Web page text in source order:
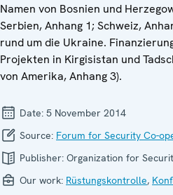
Namen von Bosnien und
Serbien, Anhang 1; Schweiz,
rund um die Ukraine.
Projekten in Kirgisistan und
von Amerika, Anhang 3).
Date: 5 November 2014
Source: Forum for Security Co-
Publisher: Organization for
Our work: Rüstungskontrolle,